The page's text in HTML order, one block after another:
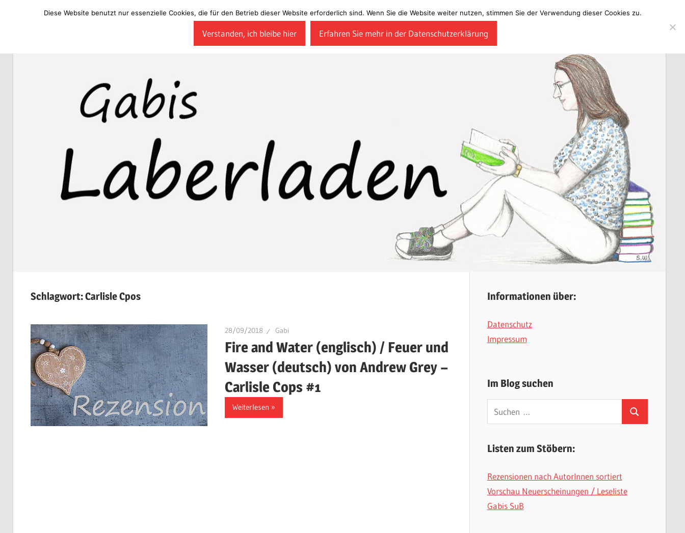
Schlagwort:Carlisle Cpos
28/09/2018 Gabi
Fire and Water (englisch) / Feuer und
Wasser (deutsch) von Andrew Grey –
Carlisle Cops #1
Weiterlesen
Informationen über:
Datenschutz
Impressum
Im Blog suchen
Suchen
nach:
Suchen
Listen zum Stöbern:
Rezensionen nach AutorInnen sortiert
Vorschau Neuerscheinungen / Leseliste
Gabis SuB
Diese Website benutzt nur essenzielle Cookies, die für den Betrieb dieser Website erforderlich sind. Wenn Sie die Website weiter nutzen, stimmen Sie der Verwendung dieser Cookies zu.
Verstanden, ich bleibe hier Erfahren Sie mehr in der Datenschutzerklärung